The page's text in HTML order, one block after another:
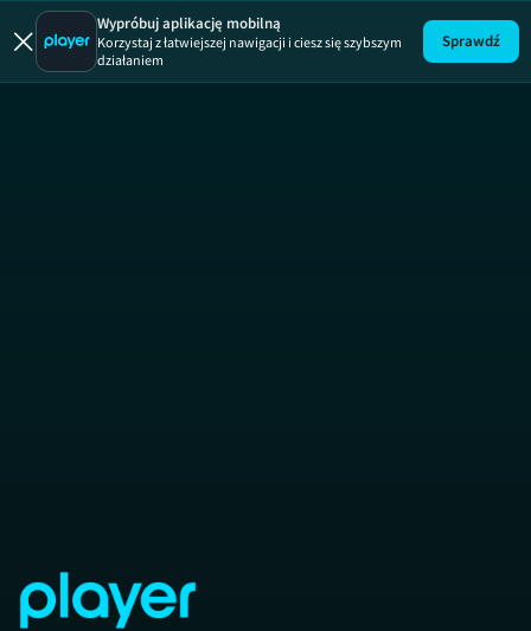
Życie na
Wypróbuj aplikację mobilną
Korzystaj z łatwiejszej nawigacji i ciesz się szybszym
działaniem
Sprawdź